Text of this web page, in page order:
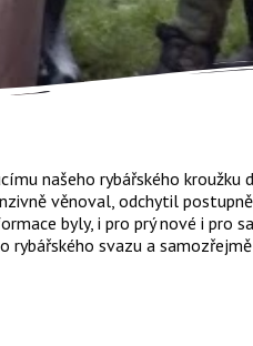
našeho rybářského
věnoval, odchytil
byly, i pro prý nové i pro
rybářského svazu a